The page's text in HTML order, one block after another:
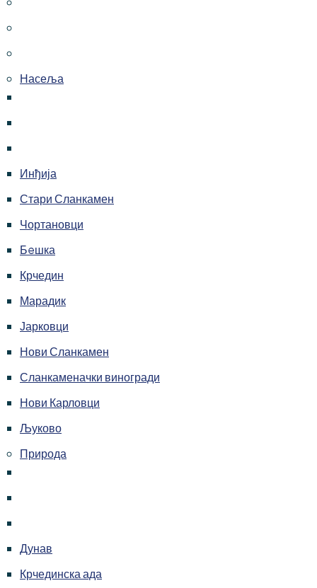
Насеља
Инђија
Стари Сланкамен
Чортановци
Бeшка
Крчедин
Марадик
Јарковци
Нови Сланкамен
Сланкаменачки виногради
Нови Карловци
Љуково
Природа
Дунав
Крчединска ада